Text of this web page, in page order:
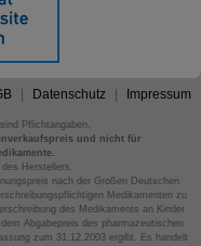
Datenschutz Impressum
Pflichtangaben.
und nicht für
Herstellers.
nach der Großen Deutschen
Medikamenten zu
des Medikaments an Kinder
Abgabepreis des pharmazeutischen
zum 31.12.2003 ergibt. Es handelt